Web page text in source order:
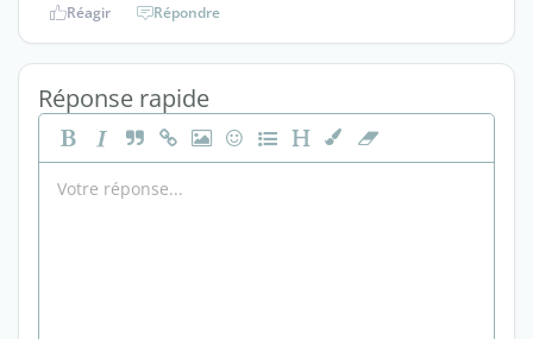
Réagir Répondre
Réponse rapide